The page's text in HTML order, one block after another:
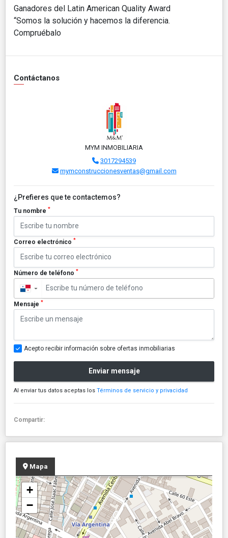
Ganadores del Latin American Quality Award
“Somos la solución y hacemos la diferencia.
Compruébalo
Contáctanos
MYM INMOBILIARIA
3017294539
mymconstruccionesventas@gmail.com
¿Prefieres que te contactemos?
Tu nombre *
Correo electrónico *
Número de teléfono *
▼
Mensaje *
Acepto recibir información sobre ofertas inmobiliarias
Enviar mensaje
Al enviar tus datos aceptas los Términos de servicio y privacidad
Compartir:
Mapa
+
−